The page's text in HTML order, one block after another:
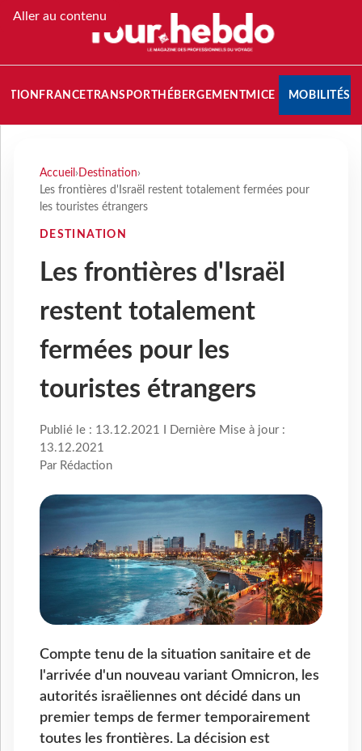
Aller au contenu
FRANCETRANSPORT HÉBERGEMENTMICE MOBILITÉS
Accueil › Destination›
Les frontières d'Israël restent totalement fermées pour
les touristes étrangers
DESTINATION
Les frontières d'Israël
restent totalement
fermées pour les
touristes étrangers
Publié le : 13.12.2021 I Dernière Mise à jour :
13.12.2021
Par Rédaction
Compte tenu de la situation sanitaire et de
l'arrivée d'un nouveau variant Omnicron, les
autorités israëliennes ont décidé dans un
premier temps de fermer temporairement
toutes les frontières. La décision est